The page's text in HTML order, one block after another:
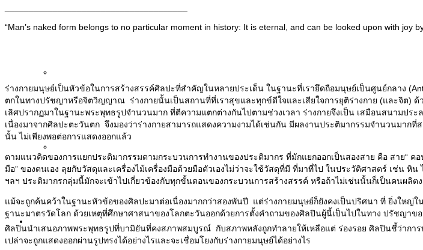
“Man’s naked form belongs to no particular moment in history: It is eternal, and can be looked upon with joy
ร่างกายมนุษย์เป็นหัวข้อในการสร้างสรรค์ศิลปะที่สำคัญในหลายประเด็น ในฐานะที่เรายึดถือมนุษย์เป็นศูนย์กลาง
ตกในทางปรัชญาหรือจิตวิญญาณ ร่างกายนั้นเป็นสถานที่ที่เราสุขและทุกข์ดีใจและเสียใจการยุติร่างกาย (และจิต)
เลิศปรากฏมาในฐานะพระพุทธรูปจำนวนมาก ที่ตีความแตกต่างกันไปตามช่วงเวลา ร่างกายจึงเป็น เสมือนสนามป
เนื่องมาจากศิลปะตะวันตก จึงมองว่าร่างกายสามารถแสดงความงามได้เช่นกัน มีผลงานประติมากรรมจำนวนมา
นั้น ไม่เพียงพอต่อการแสดงออกแล้ว
ตามแนวคิดของการแยกประติมากรรมตามกระบวนการทำงานของประติมากร ที่มักแยกออกเป็นสองสาย คือ สาย“ ค
มือ” ของตนเอง ลุยกับวัสดุและเครื่องไม้เครื่องมือด้วยมือตัวเองไม่ว่าจะใช้วัสดุที่มี ที่มาที่ไป ในประวัติศาสตร์ เช่
ฯลฯ ประติมากรกลุ่มนี้มักจะเข้าไปเกี่ยวข้องกับทุกขั้นตอนของกระบวนการสร้างสรรค์ หรือถ้าไม่เช่นนั้นก็เป็นคนผลิ
แม้จะถูกค้นคว้าในฐานะหัวข้อของศิลปะมาต่อเนื่องมากกว่าสองพันปี แต่ร่างกายมนุษย์ก็ยังคงเป็นปริศนา ที่ ยิ่งใหญ่
ฐานะมาตรวัดโลก ด้วยเหตุที่ศึกษาศาสนาของโลกตะวันออกด้วยการตั้งคำถามของศิลปินผู้นี้เป็นไปในทาง ปรัชญาข
ศิลปินนำเสนอภาพพระพุทธรูปที่บามิยันที่คงสภาพสมบูรณ์ กับสภาพหลังถูกทำลายให้เหลือแต่ ร่องรอย ศิลปินชี้ว่ากา
เปล่าจะถูกแสดงออกผ่านรูปทรงได้อย่างไรและจะเชื่อมโยงกับร่างกายมนุษย์ได้อย่างไร